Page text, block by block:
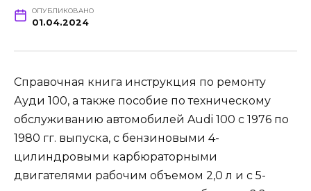
ОПУБЛИКОВАНО
01.04.2024
Справочная книга инструкция по ремонту
Ауди 100, а также пособие по техническому
обслуживанию автомобилей Audi 100 с 1976 по
1980 гг. выпуска, с бензиновыми 4-
цилиндровыми карбюраторными
двигателями рабочим объемом 2,0 л и с 5-